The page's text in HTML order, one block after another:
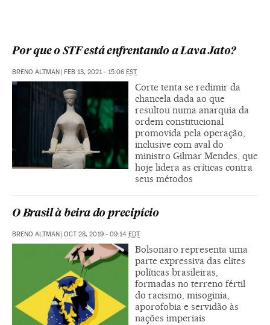
Por que o STF está enfrentando a Lava Jato?
BRENO ALTMAN FEB 13, 2021 - 15:06 EST
Corte tenta se redimir da
chancela dada ao que
resultou numa anarquia da
ordem constitucional
promovida pela operação,
inclusive com aval do
ministro Gilmar Mendes, que
hoje lidera as críticas contra
seus métodos
O Brasil à beira do precipício
BRENO ALTMAN OCT 28, 2019 - 09:14 EDT
Bolsonaro representa uma
parte expressiva das elites
políticas brasileiras,
formadas no terreno fértil
do racismo, misoginia,
aporofobia e servidão às
nações imperiais